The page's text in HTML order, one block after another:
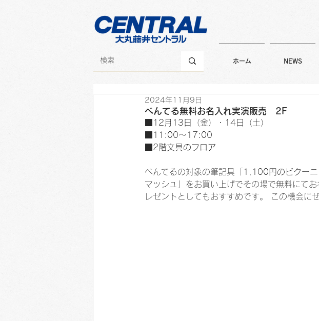
ホーム NEWS
ぺんてる無料お名入れ実演販売 2F
2024年11月9日
12月13日（金）・14日（土）
11:00～17:00
2階文具のフロア
ぺんてるの対象の筆記具「
1,100円のビクーニ
マッシュ」
をお買い上げでその場で無料にて
レゼントとしてもおすすめです。 この機会に